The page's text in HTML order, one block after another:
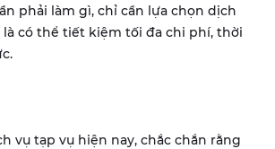
phải làm gì, chỉ cần lựa chọn dịch
có thể tiết kiệm tối đa chi phí, thời
vụ tạp vụ hiện nay, chắc chắn rằng